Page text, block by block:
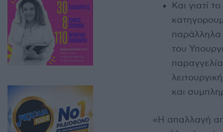
Και γιατί
παράλληλα
του
και
«Η απαλλαγή